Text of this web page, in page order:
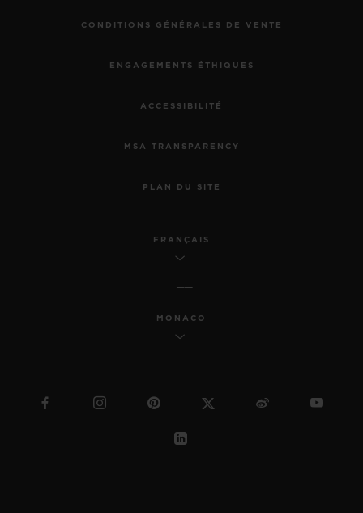
CONDITIONS GÉNÉRALES DE VENTE
ENGAGEMENTS ÉTHIQUES
ACCESSIBILITÉ
MSA TRANSPARENCY
PLAN DU SITE
FRANÇAIS
MONACO